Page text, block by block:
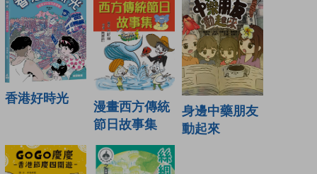
香港好時光
漫畫西方傳統
節日故事集
身邊中藥朋友
動起來